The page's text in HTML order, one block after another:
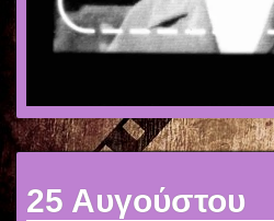
25 Αυγούστου